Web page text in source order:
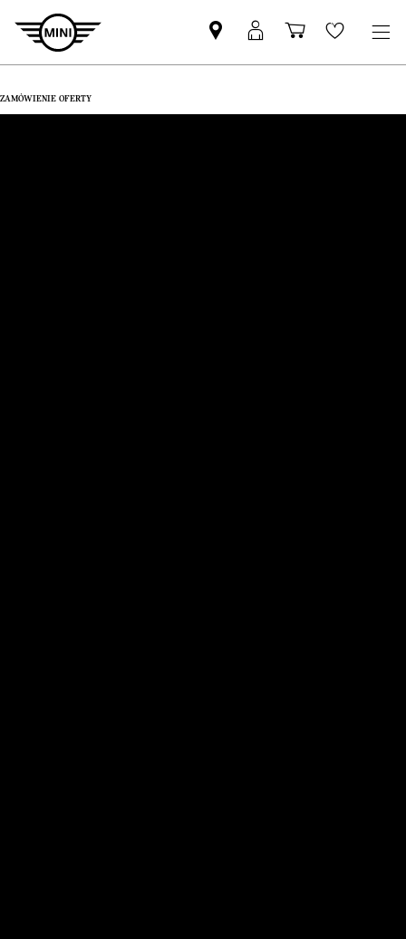
Znajdź
Partnera
Logowanie
MyMini
KoszykWishlist
ZAMÓWIENIE OFERTY